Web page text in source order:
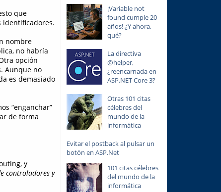
que
identificadores.
nombre
no habría
opción
Aunque no
es demasiado
“enganchar”
de forma
y
controladores y
¡Variable not
found cumple 20
años! ¿Y ahora,
qué?
La directiva
@helper,
¿reencarnada en
ASP.NET Core 3?
Otras 101 citas
célebres del
mundo de la
informática
Evitar el postback al pulsar un
botón en ASP.Net
101 citas célebres
del mundo de la
informática